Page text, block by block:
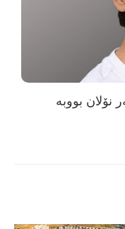
بووبە